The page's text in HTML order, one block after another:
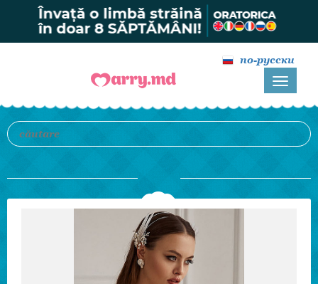
по-русски